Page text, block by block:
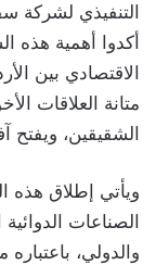
التنفيذي لشركة
أكدوا أهمية هذه
الاقتصادي بين
متانة العلاقات
الشقيقين، ويفتح
ويأتي إطلاق
الصناعات
والدولي،